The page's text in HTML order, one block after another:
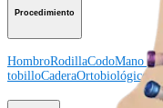
Procedimiento
HombroRodillaCodoMano y
tobilloCaderaOrtobiológicos